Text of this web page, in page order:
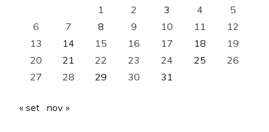
1
2 3 4
5
6
7 8 9 10 11
12
13
14 15 16 17 18
19
20
21 22 23 24 25
26
27
28 29 30 31
« set nov »